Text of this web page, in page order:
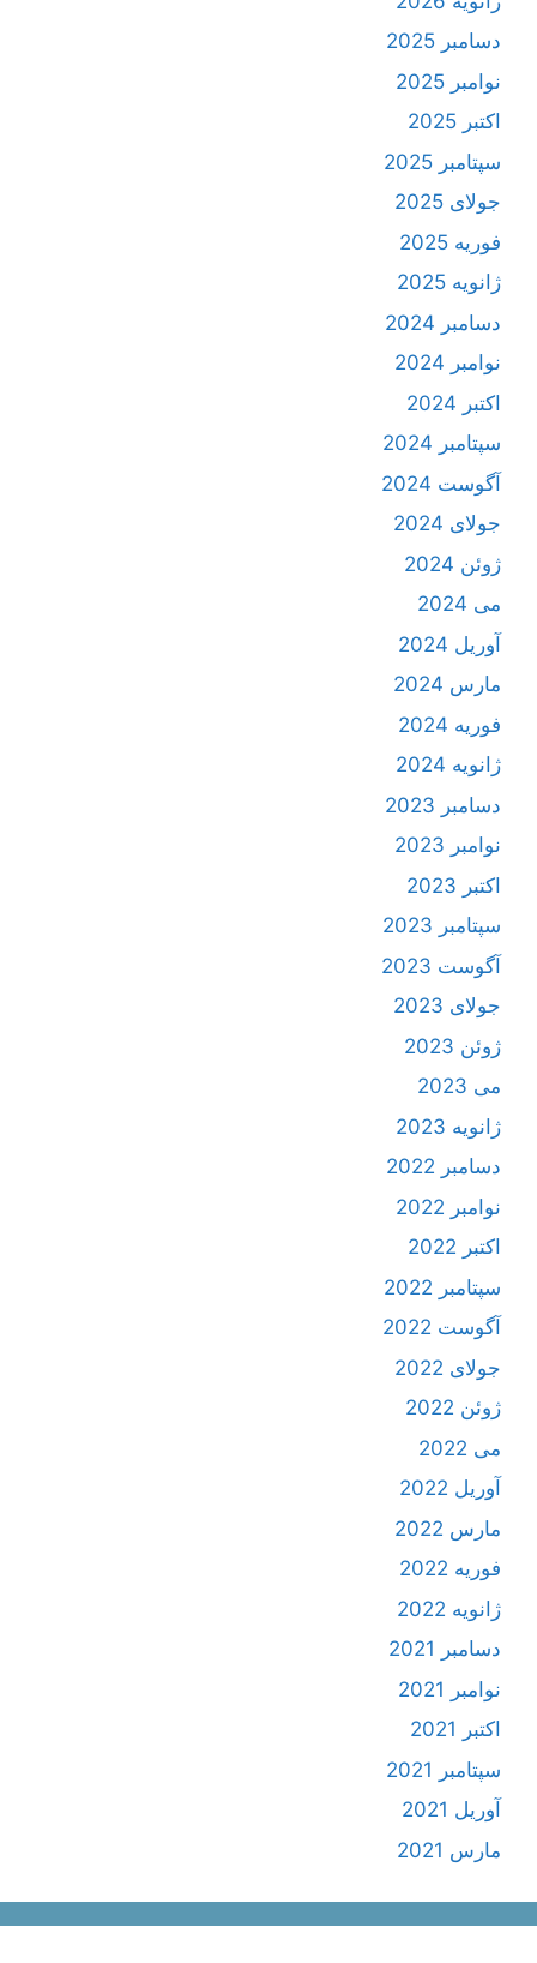
دسامبر 2025
نوامبر 2025
اکتبر 2025
سپتامبر 2025
جولای 2025
فوریه 2025
ژانویه 2025
دسامبر 2024
نوامبر 2024
اکتبر 2024
سپتامبر 2024
آگوست 2024
جولای 2024
ژوئن 2024
می 2024
آوریل 2024
مارس 2024
فوریه 2024
ژانویه 2024
دسامبر 2023
نوامبر 2023
اکتبر 2023
سپتامبر 2023
آگوست 2023
جولای 2023
ژوئن 2023
می 2023
ژانویه 2023
دسامبر 2022
نوامبر 2022
اکتبر 2022
سپتامبر 2022
آگوست 2022
جولای 2022
ژوئن 2022
می 2022
آوریل 2022
مارس 2022
فوریه 2022
ژانویه 2022
دسامبر 2021
نوامبر 2021
اکتبر 2021
سپتامبر 2021
آوریل 2021
مارس 2021